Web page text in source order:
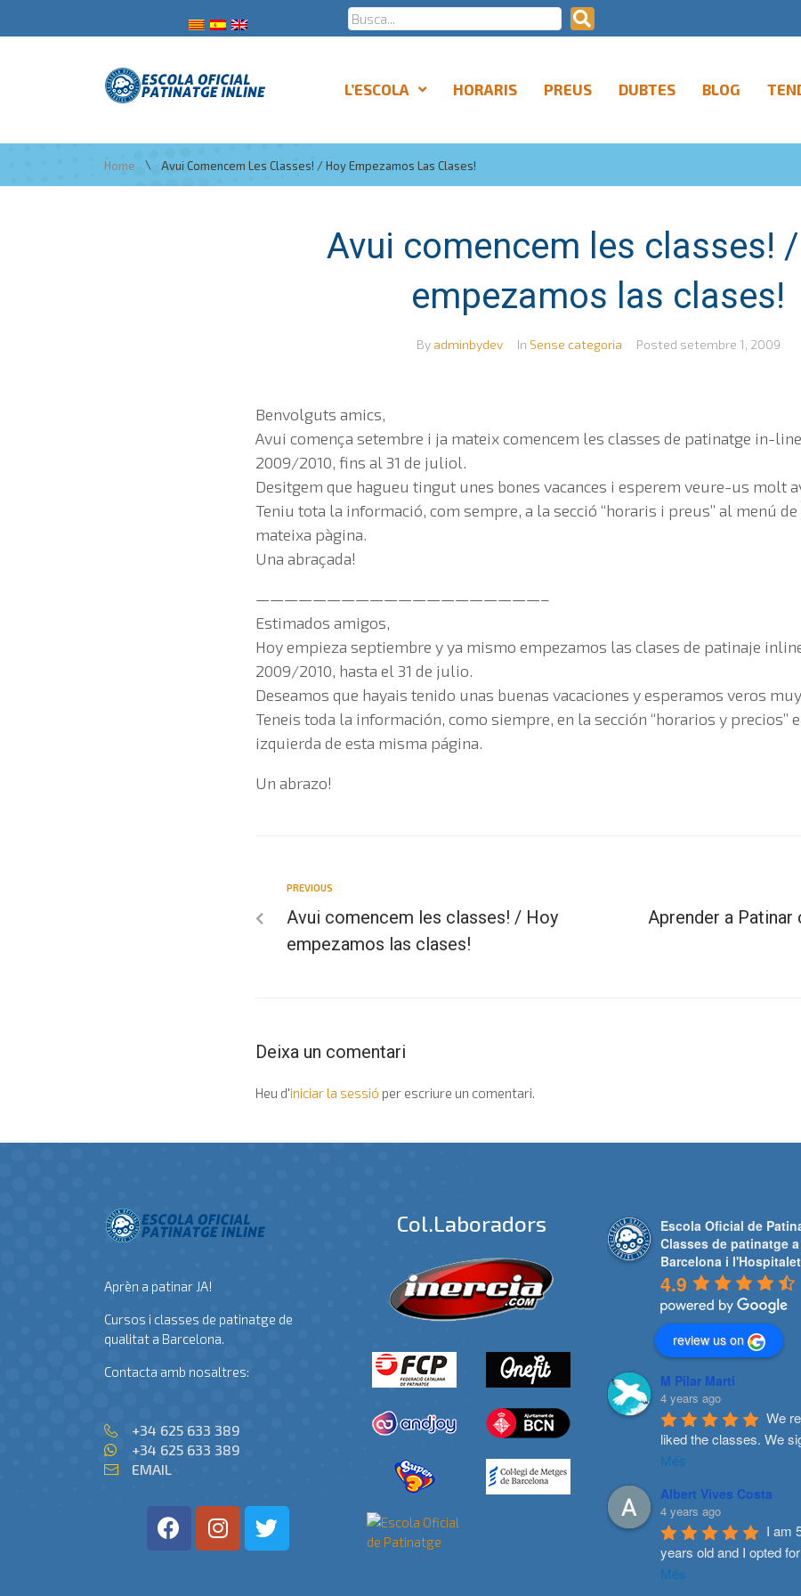
L’ESCOLA HORARIS PREUS DUBTES BLOG
Home \ Avui Comencem Les Classes! / Hoy Empezamos Las Clases!
Avui comencem les classes!
empezamos las clases!
By adminbydev In Sense categoria Posted setembre 1, 2009
Benvolguts amics,
Avui comença setembre i ja mateix comencem les classes de patinatge in-
2009/2010, fins al 31 de juliol.
Desitgem que hagueu tingut unes bones vacances i esperem veure-us molt
Teniu tota la informació, com sempre, a la secció “horaris i preus” al menú de
mateixa pàgina.
Una abraçada!
————————————————————–
Estimados amigos,
Hoy empieza septiembre y ya mismo empezamos las clases de patinaje
2009/2010, hasta el 31 de julio.
Deseamos que hayais tenido unas buenas vacaciones y esperamos veros
Teneis toda la información, como siempre, en la sección “horarios y precios”
izquierda de esta misma página.
Un abrazo!
PREVIOUS
Avui comencem les classes! / Hoy
empezamos las clases!
Aprender a Patinar
Deixa un comentari
Heu d'iniciar la sessió per escriure un comentari.
Aprèn a patinar JA!
Cursos i classes de patinatge de
qualitat a Barcelona.
Contacta amb nosaltres:
+34 625 633 389
+34 625 633 389
EMAIL
Col.laboradors
Escola Oficial de
Classes de patinatge a
Barcelona i l'Hospitalet
4.9
review us on
M Pilar Marti
4 years ago
We
liked the classes. We
Més
Albert Vives Costa
4 years ago
I am
years old and I opted
Més